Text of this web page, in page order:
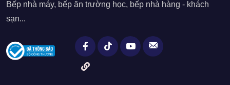
Bếp nhà máy, bếp ăn trường học, bếp nhà hàng - khách
sạn...